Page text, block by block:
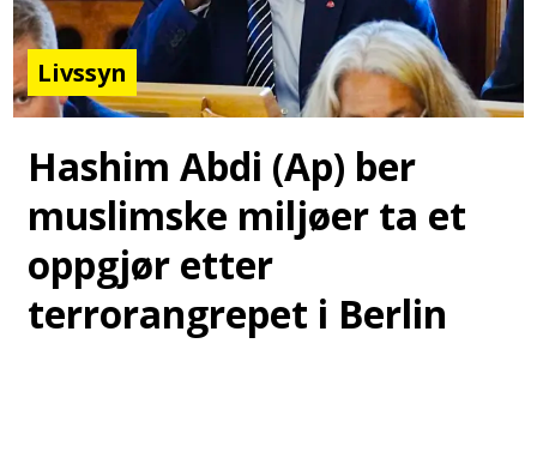
Livssyn
Hashim Abdi (Ap) ber
muslimske miljøer ta et
oppgjør etter
terrorangrepet i Berlin